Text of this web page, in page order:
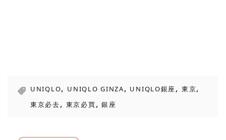
UNIQLO, UNIQLO GINZA, UNIQLO銀座, 東京,
東京必去, 東京必買 , 銀座